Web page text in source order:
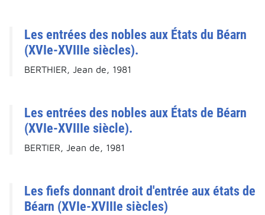
Les entrées des nobles aux États du Béarn
(XVIe-XVIIIe siècles).
BERTHIER, Jean de, 1981
Les entrées des nobles aux États de Béarn
(XVIe-XVIIIe siècle).
BERTIER, Jean de, 1981
Les fiefs donnant droit d'entrée aux états de
Béarn (XVIe-XVIIIe siècles)